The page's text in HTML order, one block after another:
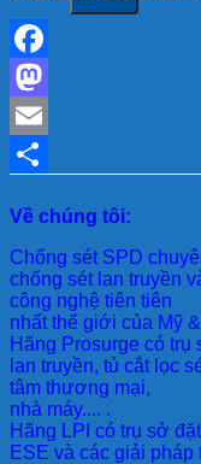
Facebook
Mastodon
Email
Về chúng tôi:
Chống sét SPD
chống sét lan truyền
công nghệ tiên tiên
nhất thế giới của Mỹ
Hãng Prosurge có trụ
lan truyền, tủ cắt lọc
tâm thương mại,
nhà máy.... .
Hãng LPI có trụ sở
ESE và các giải pháp